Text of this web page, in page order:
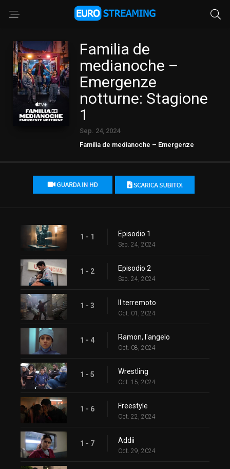
Familia de
medianoche –
Emergenze
notturne: Stagione
1
Sep. 24, 2024
Familia de medianoche – Emergenze
1 - 1 Episodio 1
Sep. 24, 2024
1 - 2 Episodio 2
Sep. 24, 2024
1 - 3 Il terremoto
Oct. 01, 2024
1 - 4 Ramon, l'angelo
Oct. 08, 2024
1 - 5 Wrestling
Oct. 15, 2024
1 - 6 Freestyle
Oct. 22, 2024
1 - 7 Addii
Oct. 29, 2024